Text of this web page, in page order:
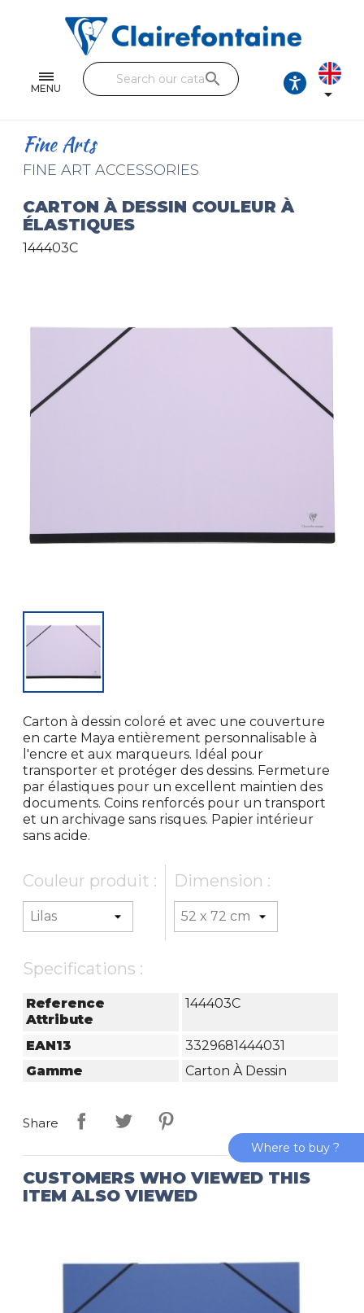
MENU
Single and double sheets
Fine arts
Handicraft
Wrapping papers
Pencil cases & Leather goods
search

Fine Arts
FINE ART ACCESSORIES
CARTON À DESSIN COULEUR À
ÉLASTIQUES
144403C
Carton à dessin coloré et avec une couverture
en carte Maya entièrement personnalisable à
l'encre et aux marqueurs. Idéal pour
transporter et protéger des dessins. Fermeture
par élastiques pour un excellent maintien des
documents. Coins renforcés pour un transport
et un archivage sans risques. Papier intérieur
sans acide.
Couleur produit : Dimension :
Specifications :
Reference
Attribute
144403C
EAN13
3329681444031
Gamme
Carton À Dessin
Share
CUSTOMERS WHO VIEWED THIS
ITEM ALSO VIEWED
Where to buy ?